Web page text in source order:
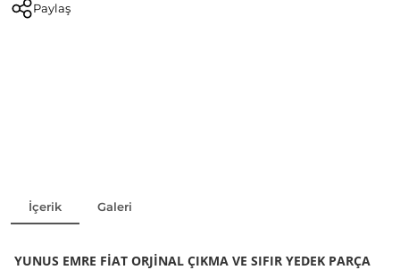
Paylaş
İçerik Galeri
YUNUS EMRE FİAT ORJİNAL ÇIKMA VE SIFIR YEDEK PARÇA